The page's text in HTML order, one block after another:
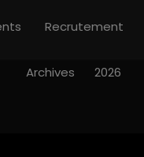
Recrutement
Archives 2026